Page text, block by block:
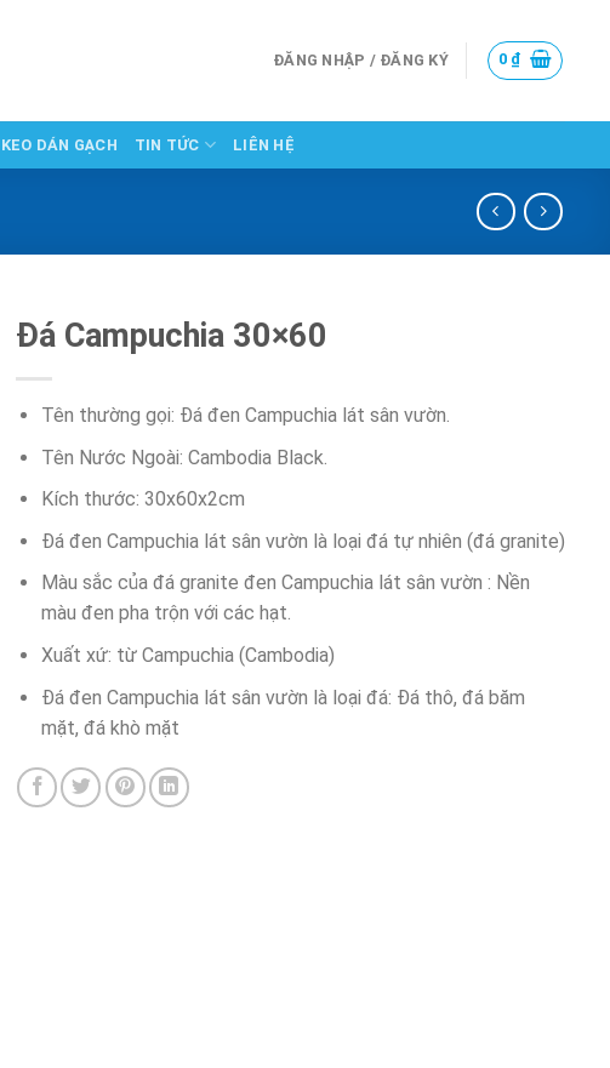
ĐĂNG NHẬP / ĐĂNG KÝ 0 ₫
KEO DÁN GẠCH TIN TỨC LIÊN HỆ
Đá Campuchia 30×60
Tên thường gọi: Đá đen Campuchia lát sân vườn.
Tên Nước Ngoài: Cambodia Black.
Kích thước: 30x60x2cm
Đá đen Campuchia lát sân vườn là loại đá tự nhiên (đá granite)
Màu sắc của đá granite đen Campuchia lát sân vườn : Nền
màu đen pha trộn với các hạt.
Xuất xứ: từ Campuchia (Cambodia)
Đá đen Campuchia lát sân vườn là loại đá: Đá thô, đá băm
mặt, đá khò mặt